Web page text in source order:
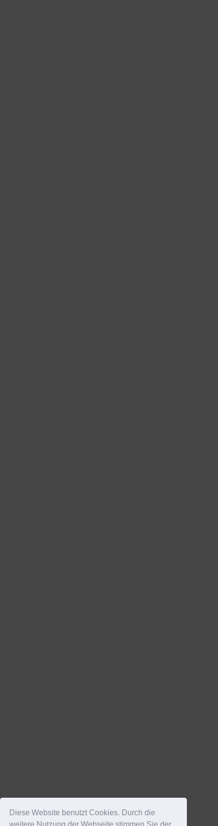
Diese Website benutzt Cookies. Durch die
weitere Nutzung der Webseite stimmen Sie der